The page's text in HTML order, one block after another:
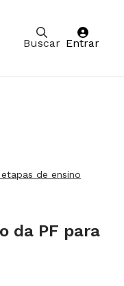
Buscar Entrar
de ensino
da PF para